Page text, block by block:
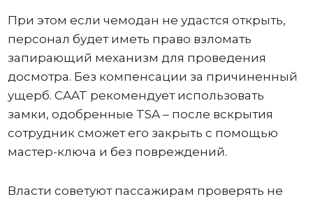
При этом если чемодан не удастся открыть,
персонал будет иметь право взломать
запирающий механизм для проведения
досмотра. Без компенсации за причиненный
ущерб. CAAT рекомендует использовать
замки, одобренные TSA – после вскрытия
сотрудник сможет его закрыть с помощью
мастер-ключа и без повреждений.
Власти советуют пассажирам проверять не